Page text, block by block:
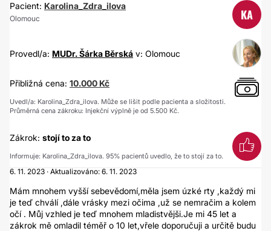
Pacient: Karolina_Zdra_ilova
Olomouc KA
Provedl/a: MUDr. Šárka Běrská v: Olomouc
Přibližná cena: 10.000 Kč
Uvedl/a: Karolina_Zdra_ilova. Může se lišit podle pacienta a složitosti.
Průměrná cena zákroku: Injekční výplně je od 5.500 Kč.
Zákrok: stojí to za to
Informuje: Karolina_Zdra_ilova. 95% pacientů uvedlo, že to stojí za to.
6. 11. 2023 · Aktualizováno: 6. 11. 2023
Mám mnohem vyšší sebevědomí,měla jsem úzké rty ,každý mi
je teď chválí ,dále vrásky mezi očima ,už se nemračim a kolem
očí . Můj vzhled je teď mnohem mladistvějši.Je mi 45 let a
zákrok mě omladil téměř o 10 let,vřele doporučuji a určitě budu